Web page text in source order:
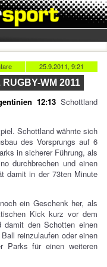
25.9.2011, 9:21
WM 2011
12:13Schottland
Schottland wähnte sich
des Vorsprungs auf 6
in sicherer Führung, als
durchbrechen und einen
damit in der 73ten Minute
ein Geschenk her, als
Kick kurz vor dem
den Schotten einen
reinzulaufen oder einen
Parks für einen weiteren